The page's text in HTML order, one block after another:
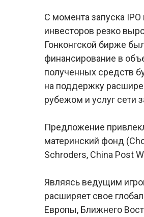
С момента запуска
инвесторов резко
Гонконгской бирже
финансирование в
полученных средств
на поддержку
рубежом и услуг сети
Предложение
материнский фонд
Schroders, China Post
Являясь ведущим
расширяет свое
Европы, Ближнего